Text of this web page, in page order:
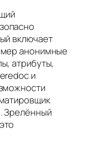
включает
анонимные
атрибуты,
и
Зрелённый